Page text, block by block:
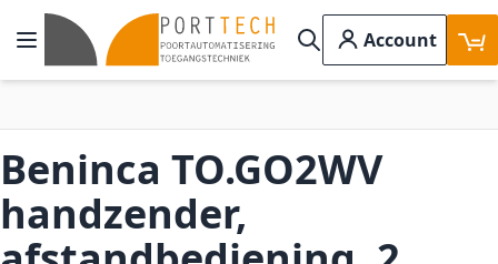
Ga naar de inhoud
Toggle Nav
Search
Account
Beninca TO.GO2WV
handzender,